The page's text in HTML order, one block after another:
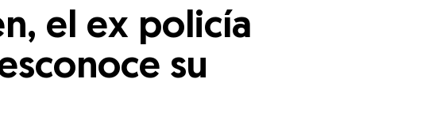
el ex policía
su